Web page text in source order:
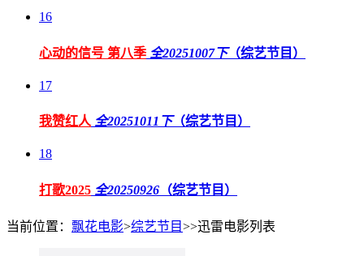
16
心动的信号 第八季全20251007下（综艺节目）
17
我赞红人 全20251011下（综艺节目）
18
打歌2025 全20250926 （综艺节目）
当前位置： 飘花电影>综艺节目>>迅雷电影列表